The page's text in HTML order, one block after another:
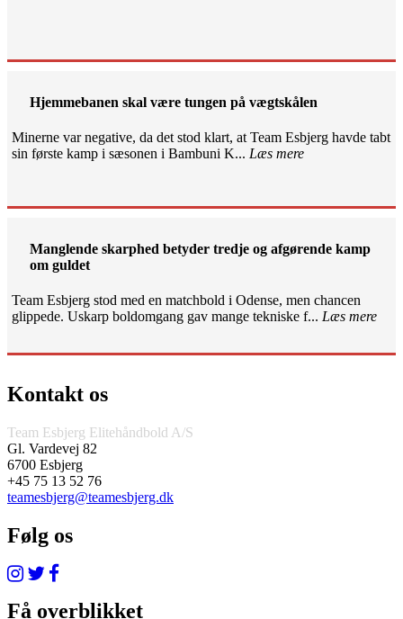
Hjemmebanen skal være tungen på vægtskålen
Minerne var negative, da det stod klart, at Team Esbjerg havde tabt
sin første kamp i sæsonen i Bambuni K... Læs mere
Manglende skarphed betyder tredje og afgørende kamp
om guldet
Team Esbjerg stod med en matchbold i Odense, men chancen
glippede. Uskarp boldomgang gav mange tekniske f... Læs mere
Kontakt os
Team Esbjerg Elitehåndbold A/S
Gl. Vardevej 82
6700 Esbjerg
+45 75 13 52 76
teamesbjerg@teamesbjerg.dk
Følg os
Få overblikket